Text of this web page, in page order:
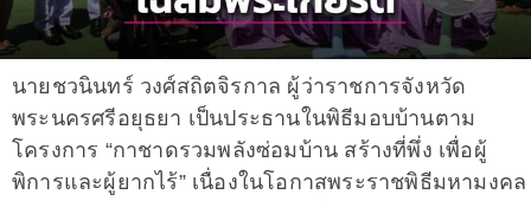
นายชวนินทร์ วงศ์สถิตจิรกาล ผู้ว่าราชการจังหวัด
พระนครศรีอยุธยา เป็นประธานในพิธีมอบบ้านตาม
โครงการ “กาชาดรวมพลังซ่อมบ้าน สร้างที่พึ่ง เพื่อผู้
พิการและผู้ยากไร้” เนื่องในโอกาสพระราชพิธีมหามงคล